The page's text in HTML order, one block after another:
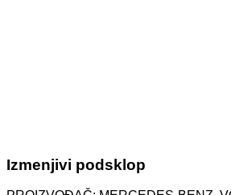
Izmenjivi podsklop